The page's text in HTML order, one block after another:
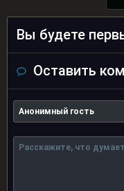
Вы будете
Оставить